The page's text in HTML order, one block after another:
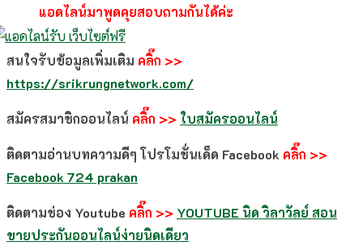
แอดไลน์มาพูดคุยสอบถามกันได้ค่ะ
สนใจรับข้อมูลเพิ่มเติม คลิ๊ก >>
https://srikrungnetwork.com/
สมัครสมาชิกออนไลน์ คลิ๊ก >> ใบสมัครออนไลน์
ติดตามอ่านบทความดีๆ โปรโมชั่นเด็ด Facebook คลิ๊ก >>
Facebook 724 prakan
ติดตามช่อง Youtube คลิ๊ก >> YOUTUBE นิด วิลาวัลย์ สอน
ขายประกันออนไลน์ง่ายนิดเดียว